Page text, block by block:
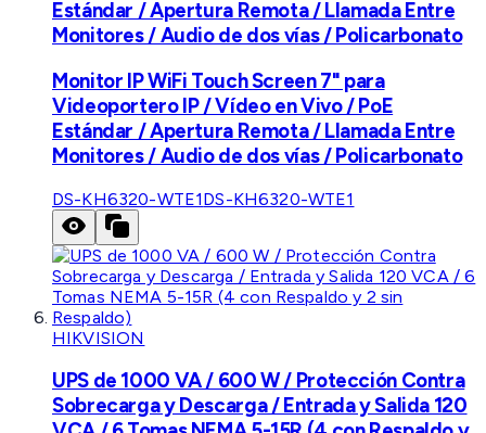
Estándar / Apertura Remota / Llamada Entre
Monitores / Audio de dos vías / Policarbonato
Monitor IP WiFi Touch Screen 7" para
Videoportero IP / Vídeo en Vivo / PoE
Estándar / Apertura Remota / Llamada Entre
Monitores / Audio de dos vías / Policarbonato
DS-KH6320-WTE1DS-KH6320-WTE1
HIKVISION
UPS de 1000 VA / 600 W / Protección Contra
Sobrecarga y Descarga / Entrada y Salida 120